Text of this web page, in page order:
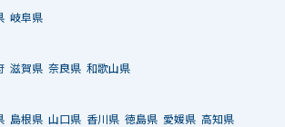
岐阜県
滋賀県 奈良県 和歌山県
島根県 山口県 香川県 徳島県 愛媛県 高知県